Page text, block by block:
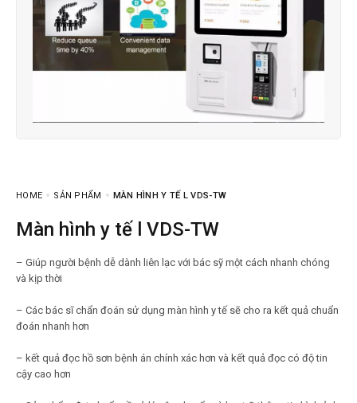
HOME SẢN PHẨM MÀN HÌNH Y TẾ L VDS-TW
Màn hình y tế l VDS-TW
– Giúp người bệnh dễ dành liên lạc với bác sỹ một cách nhanh chóng
và kịp thời
– Các bác sĩ chẩn đoán sử dụng màn hình y tế sẽ cho ra kết quả chuẩn
đoán nhanh hơn
– kết quả đọc hồ sơn bệnh án chính xác hơn và kết quả đọc có độ tin
cậy cao hơn